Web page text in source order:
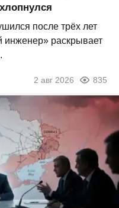
после трёх лет
инженер» раскрывает
2 авг 2026 835